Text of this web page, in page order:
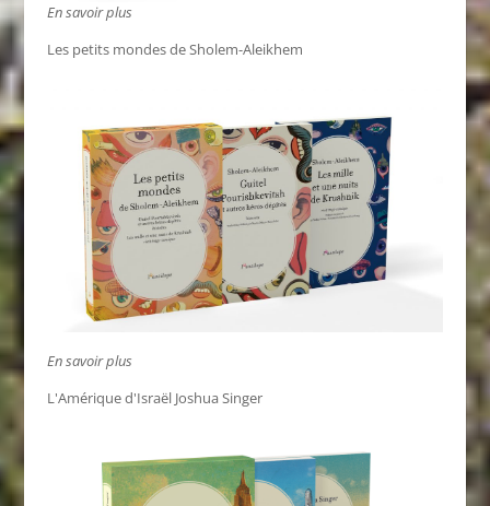
En savoir plus
Les petits mondes de Sholem-Aleikhem
En savoir plus
L'Amérique d'Israël Joshua Singer